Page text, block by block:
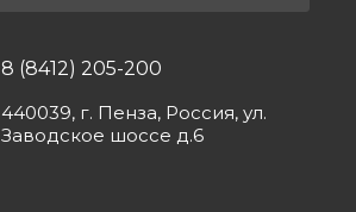
8 (8412) 205-200
440039, г. Пенза, Россия, ул.
Заводское шоссе д.6